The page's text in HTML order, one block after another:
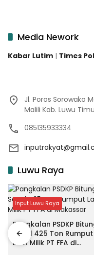
Media Nework
Kabar Lutim | Times
Jl. Poros Sorowako
Malili Kab. Luwu
085135933334
Luwu Raya
Input Luwu Raya
Pangkalan PSDKP
Segel 425 Ton Rumput
Laut Milik PT FFA di